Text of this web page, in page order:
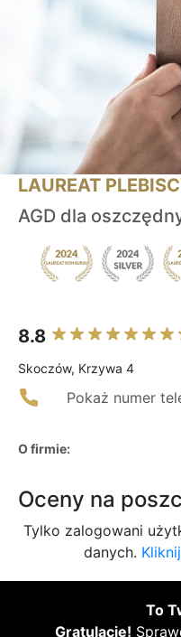
LAUREAT
AGD dla
8.8
Skoczów, Krzywa 4
Pokaż numer
O firmie:
Oceny na
Tylko zalogowani
danych.
To
Gratulacje!